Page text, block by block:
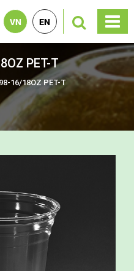
VN EN
PET-T
16/18OZ PET-T